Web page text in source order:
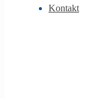
Kontakt